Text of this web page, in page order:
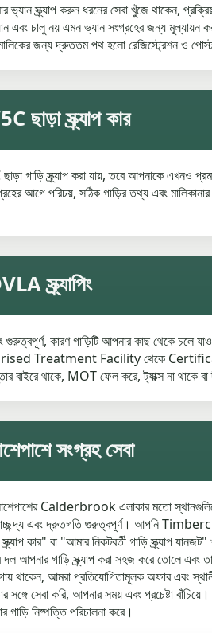
স্ক্র্যাপ করুন ধরনের সেবা খুঁজে থাকেন,
চালু নয় এমন ভ্যান সংগ্রহের জন্য মূল্যায়ন করা
জন্য দ্রুততম পথ হলো রেজিস্ট্রেশন ও
স্ক্র্যাপ কার
গাড়ি স্ক্র্যাপ করা যায়, তবে আপনাকে এখনও
আগে পরিচয়, সঠিক গাড়ির তথ্য এবং
স্ক্র্যাপিং
কারণ গাড়িটি আপনার কাছ থেকে চলে
Treatment Facility থেকে Certificate of
বাইরে থাকে, MOT ফেল করে, ট্যাক্স না থাকে বা
সংগ্রহ সেবা
Calderbrook এলাকার মতো স্থানগুলিতে
স্বাচ্ছন্দ্য এবং দ্রুতগতি গুরুত্বপূর্ণ। আপনি
কার" বা "আমার নিকটবর্তী গাড়ি
দল আপনার গাড়ি স্ক্র্যাপ করা সহজ করে তোলে
আমরা প্রতিযোগিতামূলক অফার এবং
সঙ্গে সেবা করি, আপনার সময় এবং প্রচেষ্টা
গাড়ি নিষ্পত্তি পরিচালনা করে।